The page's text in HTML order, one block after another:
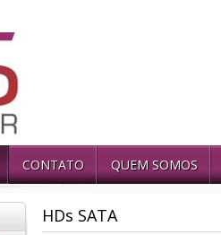
CONTATO QUEM SOMOS
HDs SATA